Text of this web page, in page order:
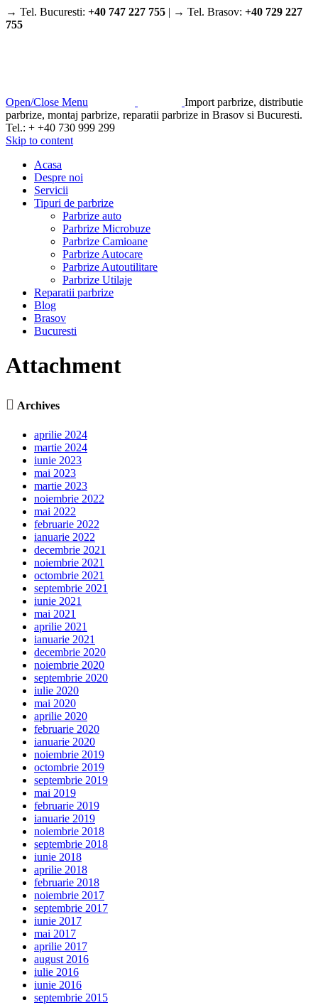
→ Tel. Bucuresti: +40 747 227 755 | → Tel. Brasov: +40 729 227
755
Open/Close Menu
Import parbrize, distributie
parbrize, montaj parbrize, reparatii parbrize in Brasov si Bucuresti.
Tel.: + +40 730 999 299
Skip to content
Acasa
Despre noi
Servicii
Tipuri de parbrize
Parbrize auto
Parbrize Microbuze
Parbrize Camioane
Parbrize Autocare
Parbrize Autoutilitare
Parbrize Utilaje
Reparatii parbrize
Blog
Brasov
Bucuresti
Attachment
 Archives
aprilie 2024
martie 2024
iunie 2023
mai 2023
martie 2023
noiembrie 2022
mai 2022
februarie 2022
ianuarie 2022
decembrie 2021
noiembrie 2021
octombrie 2021
septembrie 2021
iunie 2021
mai 2021
aprilie 2021
ianuarie 2021
decembrie 2020
noiembrie 2020
septembrie 2020
iulie 2020
mai 2020
aprilie 2020
februarie 2020
ianuarie 2020
noiembrie 2019
octombrie 2019
septembrie 2019
mai 2019
februarie 2019
ianuarie 2019
noiembrie 2018
septembrie 2018
iunie 2018
aprilie 2018
februarie 2018
noiembrie 2017
septembrie 2017
iunie 2017
mai 2017
aprilie 2017
august 2016
iulie 2016
iunie 2016
septembrie 2015